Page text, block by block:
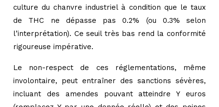
culture du chanvre industriel à condition que le taux
de THC ne dépasse pas 0.2% (ou 0.3% selon
l’interprétation). Ce seuil très bas rend la conformité
rigoureuse impérative.
Le non-respect de ces réglementations, même
involontaire, peut entraîner des sanctions sévères,
incluant des amendes pouvant atteindre Y euros